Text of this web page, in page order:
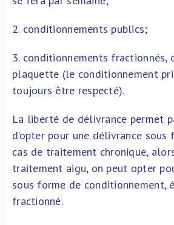
2. conditionnements publics;
3. conditionnements fractionnés,
plaquette (le conditionnement
toujours être respecté).
La liberté de délivrance permet
d’opter pour une délivrance sous
cas de traitement chronique,
traitement aigu, on peut opter
sous forme de conditionnement,
fractionné.